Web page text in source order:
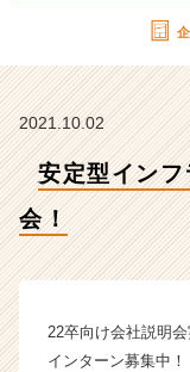
2021.10.02
安定型インフ
会！
22卒向け会社説明会
インターン募集中！